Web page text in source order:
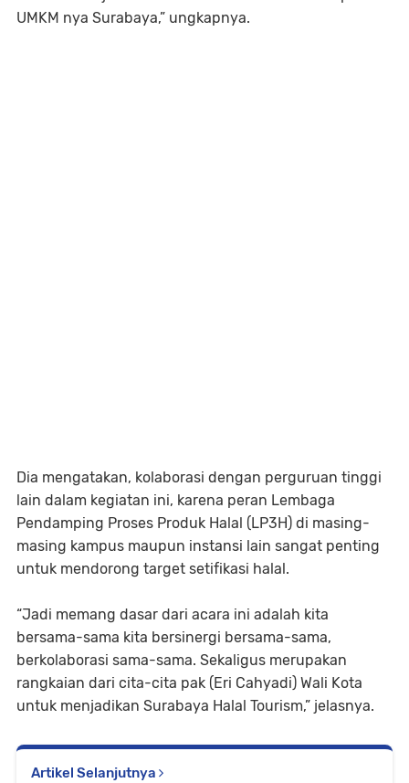
UMKM nya Surabaya,” ungkapnya.
Dia mengatakan, kolaborasi dengan perguruan tinggi
lain dalam kegiatan ini, karena peran Lembaga
Pendamping Proses Produk Halal (LP3H) di masing-
masing kampus maupun instansi lain sangat penting
untuk mendorong target setifikasi halal.
“Jadi memang dasar dari acara ini adalah kita
bersama-sama kita bersinergi bersama-sama,
berkolaborasi sama-sama. Sekaligus merupakan
rangkaian dari cita-cita pak (Eri Cahyadi) Wali Kota
untuk menjadikan Surabaya Halal Tourism,” jelasnya.
Artikel Selanjutnya